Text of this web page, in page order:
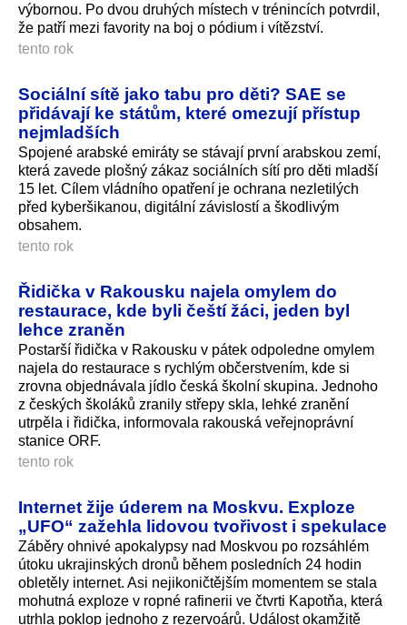
výbornou. Po dvou druhých místech v trénincích potvrdil,
že patří mezi favority na boj o pódium i vítězství.
tento rok
Sociální sítě jako tabu pro děti? SAE se
přidávají ke státům, které omezují přístup
nejmladších
Spojené arabské emiráty se stávají první arabskou zemí,
která zavede plošný zákaz sociálních sítí pro děti mladší
15 let. Cílem vládního opatření je ochrana nezletilých
před kyberšikanou, digitální závislostí a škodlivým
obsahem.
tento rok
Řidička v Rakousku najela omylem do
restaurace, kde byli čeští žáci, jeden byl
lehce zraněn
Postarší řidička v Rakousku v pátek odpoledne omylem
najela do restaurace s rychlým občerstvením, kde si
zrovna objednávala jídlo česká školní skupina. Jednoho
z českých školáků zranily střepy skla, lehké zranění
utrpěla i řidička, informovala rakouská veřejnoprávní
stanice ORF.
tento rok
Internet žije úderem na Moskvu. Exploze
„UFO“ zažehla lidovou tvořivost i spekulace
Záběry ohnivé apokalypsy nad Moskvou po rozsáhlém
útoku ukrajinských dronů během posledních 24 hodin
obletěly internet. Asi nejikoničtějším momentem se stala
mohutná exploze v ropné rafinerii ve čtvrti Kapotňa, která
utrhla poklop jednoho z rezervoárů. Událost okamžitě